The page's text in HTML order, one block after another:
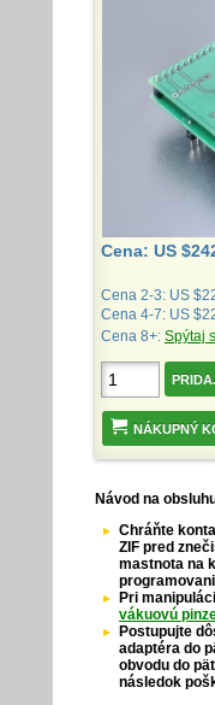
Cena: US
Cena 2-3: US
Cena 4-7: US
Cena 8+: Spýtaj
NÁKUPNÝ
Návod na
Chráňte
ZIF pred
mastnota na
Pri
vákuovú
Postupujte
adaptéra do
obvodu do
následok